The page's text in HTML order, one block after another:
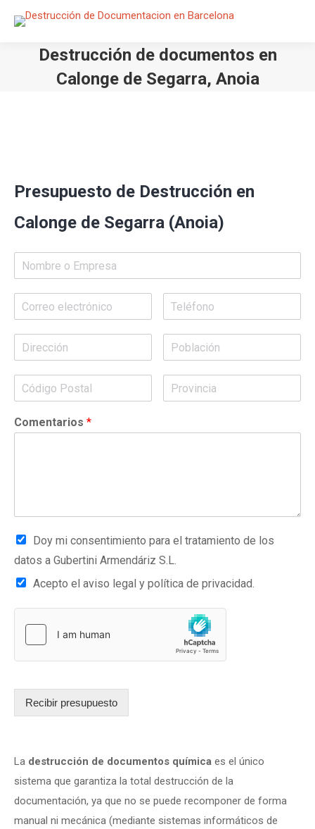
Destrucción de documentos en
Calonge de Segarra, Anoia
Presupuesto de Destrucción en
Calonge de Segarra (Anoia)
Comentarios *
Doy mi consentimiento para el tratamiento de los
datos a Gubertini Armendáriz S.L.
Acepto el aviso legal y política de privacidad.
Recibir presupuesto
La destrucción de documentos química es el único
sistema que garantiza la total destrucción de la
documentación, ya que no se puede recomponer de forma
manual ni mecánica (mediante sistemas informáticos de